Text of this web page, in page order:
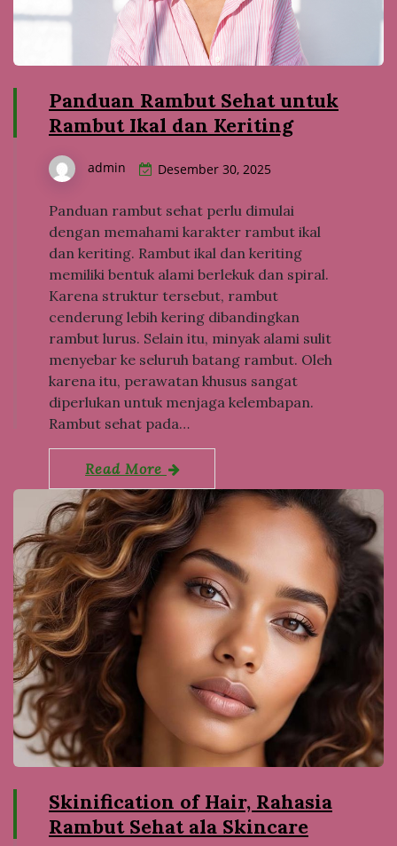
Panduan Rambut Sehat untuk
Rambut Ikal dan Keriting
admin Desember 30, 2025
Panduan rambut sehat perlu dimulai
dengan memahami karakter rambut ikal
dan keriting. Rambut ikal dan keriting
memiliki bentuk alami berlekuk dan spiral.
Karena struktur tersebut, rambut
cenderung lebih kering dibandingkan
rambut lurus. Selain itu, minyak alami sulit
menyebar ke seluruh batang rambut. Oleh
karena itu, perawatan khusus sangat
diperlukan untuk menjaga kelembapan.
Rambut sehat pada…
Read More
Skinification of Hair, Rahasia
Rambut Sehat ala Skincare